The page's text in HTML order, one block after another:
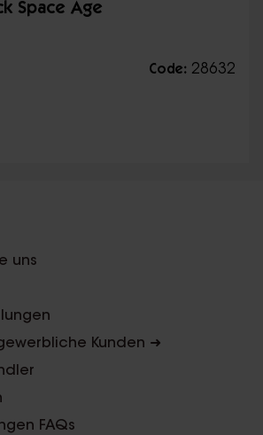
Space Age
Code: 28632
uns
Kunden ➜
FAQs